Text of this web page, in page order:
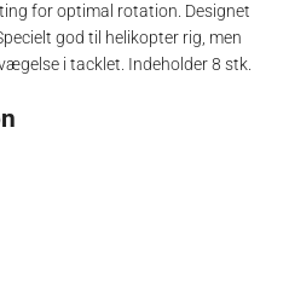
for optimal rotation. Designet
god til helikopter rig, men
i tacklet. Indeholder 8 stk.